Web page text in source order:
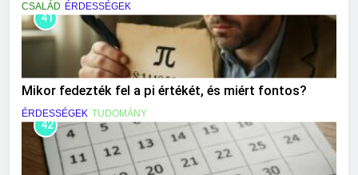
CSALÁD ÉRDESSÉGEK
41
Mikor fedezték fel a pi értékét, és miért fontos?
ÉRDESSÉGEK TUDOMÁNY
42